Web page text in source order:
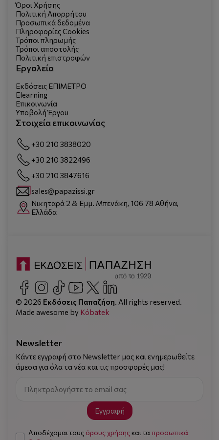
Όροι Χρήσης
Πολιτική Απορρήτου
Προσωπικά δεδομένα
Πληροφορίες Cookies
Τρόποι πληρωμής
Τρόποι αποστολής
Πολιτική επιστροφών
Εργαλεία
Εκδόσεις ΕΠΙΜΕΤΡΟ
Elearning
Επικοινωνία
Υποβολή Έργου
Στοιχεία επικοινωνίας
+30 210 3838020
+30 210 3822496
+30 210 3847616
sales@papazissi.gr
Νικηταρά 2 & Εμμ. Μπενάκη, 106 78 Αθήνα,
Ελλάδα
© 2026 Εκδόσεις Παπαζήση. All rights reserved.
Made awesome by Kόbatek
Newsletter
Κάντε εγγραφή στο Newsletter μας και ενημερωθείτε
άμεσα για όλα τα νέα και τις προσφορές μας!
Εγγραφή
Αποδέχομαι τους όρους χρήσηςκαι τα προσωπικά